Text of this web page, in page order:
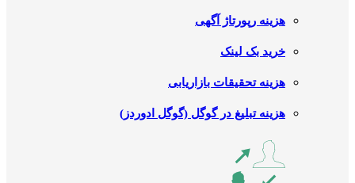
هزینه رپورتاژ آگهی
خرید بک لینک
هزینه تحقیقات بازاریابی
هزینه تبلیغ در گوگل (گوگل ادوردز)